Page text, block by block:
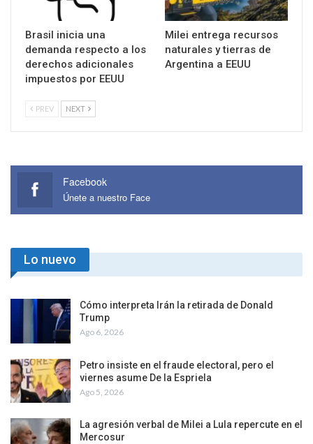
Brasil inicia una
demanda respecto a los
derechos adicionales
impuestos por EEUU
Milei entrega recursos
naturales y tierras de
Argentina a EEUU
PREV NEXT
Facebook
Únete a nuestro Face
Lo nuevo
Cómo interpreta Irán la retirada de Donald
Trump
Ago 6, 2026
Petro insiste en el fraude electoral, pero el
viernes asume De la Espriela
Ago 5, 2026
La agresión verbal de Milei a Lula repercute en el
Mercosur